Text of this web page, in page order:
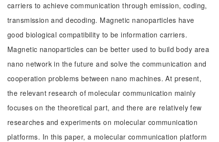
carriers to achieve communication through emission, coding,
transmission and decoding. Magnetic nanoparticles have
good biological compatibility to be information carriers.
Magnetic nanoparticles can be better used to build body area
nano network in the future and solve the communication and
cooperation problems between nano machines. At present,
the relevant research of molecular communication mainly
focuses on the theoretical part, and there are relatively few
researches and experiments on molecular communication
platforms. In this paper, a molecular communication platform